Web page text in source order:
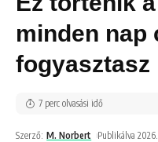
minden nap
fogyasztasz
Szerző: M. Norbert Publikálva
7 perc olvasási idő